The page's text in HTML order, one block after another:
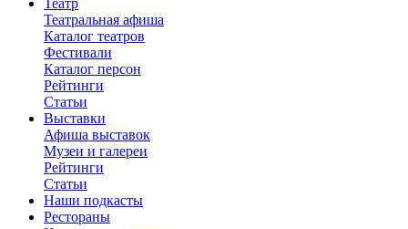
Театр
Театральная афиша
Каталог театров
Фестивали
Каталог персон
Рейтинги
Статьи
Выставки
Афиша выставок
Музеи и галереи
Рейтинги
Статьи
Наши подкасты
Рестораны